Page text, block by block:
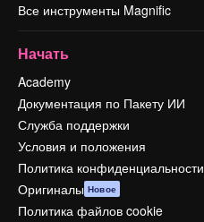
Все инструменты Magnific
Начать
Academy
Документация по Пакету ИИ
Служба поддержки
Условия и положения
Политика конфиденциальности
Оригиналы Новое
Политика файлов cookie